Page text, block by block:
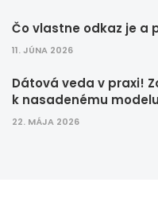
Čo vlastne odkaz je a
11. JÚNA 2026
Dátová veda v praxi!
k nasadenému modelu
22. MÁJA 2026